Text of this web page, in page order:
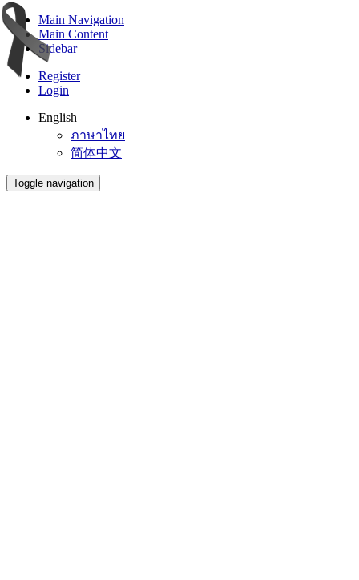
Main Navigation
Main Content
Sidebar
Register
Login
English
ภาษาไทย
简体中文
Toggle navigation